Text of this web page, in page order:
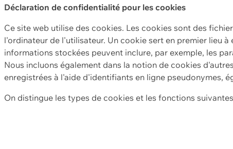
Déclaration de confidentialité pour les cookies
Ce site web utilise des cookies. Les cookies sont des
l'ordinateur de l'utilisateur. Un cookie sert en premier lieu
informations stockées peuvent inclure, par exemple, les
Nous incluons également dans la notion de cookies
enregistrées à l'aide d'identifiants en ligne pseudonymes,
On distingue les types de cookies et les fonctions